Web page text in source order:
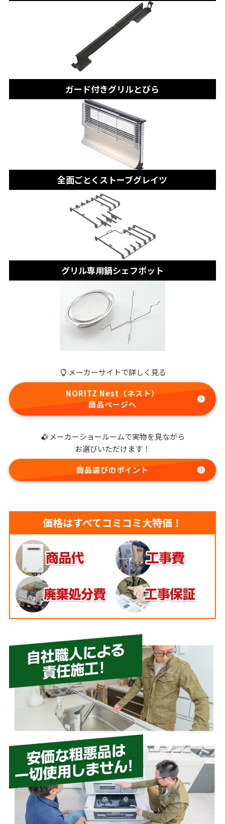
ガード付きグリルとびら
全面ごとくストーブグレイツ
グリル専用鍋シェフポット
メーカーサイトで詳しく見る
NORITZ Nest（ネスト）
商品ページへ
メーカーショールームで実物を見ながら
お選びいただけます！
商品選びのポイント
価格はすべてコミコミ大特価！